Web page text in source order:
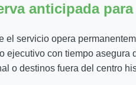
anticipada
el servicio opera
ejecutivo con tiempo asegura
o destinos fuera del centro